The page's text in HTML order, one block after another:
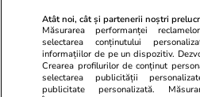
Atât noi, cât și partenerii noștri
Măsurarea performanței
selectarea conținutului
informațiilor de pe un dispozitiv.
Crearea profilurilor de conținut
selectarea publicității
publicitate personalizată.